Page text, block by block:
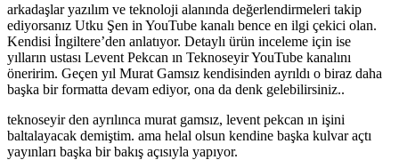
–
Murat
Gamsız
için
arkadaşlar yazılım ve teknoloji alanında değerlendirmeleri takip
ediyorsanız Utku Şen in YouTube kanalı bence en ilgi çekici olan.
Kendisi İngiltere’den anlatıyor. Detaylı ürün inceleme için ise
yılların ustası Levent Pekcan ın Teknoseyir YouTube kanalını
öneririm. Geçen yıl Murat Gamsız kendisinden ayrıldı o biraz daha
başka bir formatta devam ediyor, ona da denk gelebilirsiniz..
teknoseyir den ayrılınca murat gamsız, levent pekcan ın işini
baltalayacak demiştim. ama helal olsun kendine başka kulvar açtı
yayınları başka bir bakış açısıyla yapıyor.